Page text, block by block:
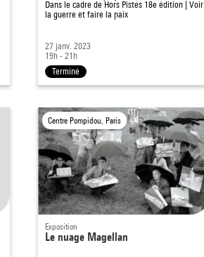
Dans le cadre deHors Pistes 18e édition | Voir
la guerre et faire la paix
27 janv. 2023
19h - 21h
Terminé
Centre Pompidou, Paris
Exposition
Le nuage Magellan